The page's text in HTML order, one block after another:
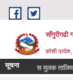
Skip to main content
साँगुरीगढी
कोशी
सूचना
सिप विकास मुलक तालिम